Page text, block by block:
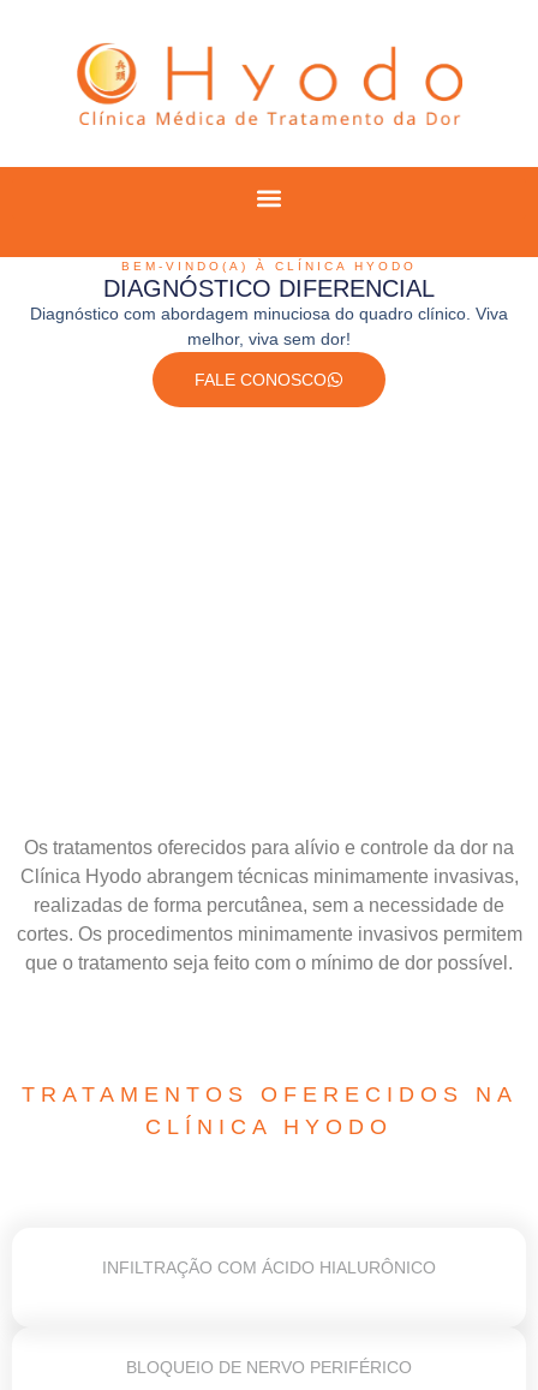
BEM-VINDO(A) À CLÍNICA HYODO
DIAGNÓSTICO DIFERENCIAL
Diagnóstico com abordagem minuciosa do quadro clínico. Viva
melhor, viva sem dor!
FALE CONOSCO
Os tratamentos oferecidos para alívio e controle da dor na
Clínica Hyodo abrangem técnicas minimamente invasivas,
realizadas de forma percutânea, sem a necessidade de
cortes. Os procedimentos minimamente invasivos permitem
que o tratamento seja feito com o mínimo de dor possível.
TRATAMENTOS OFERECIDOS NA
CLÍNICA HYODO
INFILTRAÇÃO COM ÁCIDO HIALURÔNICO
BLOQUEIO DE NERVO PERIFÉRICO